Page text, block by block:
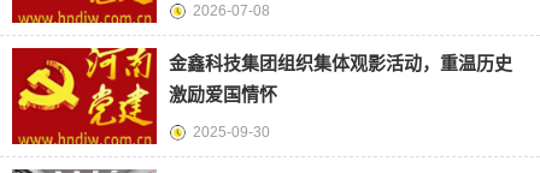
2026-07-08
金鑫科技集团组织集体观影活动，重温历史
激励爱国情怀
2025-09-30